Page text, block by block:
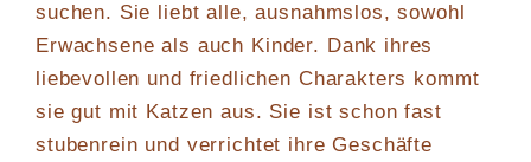
suchen. Sie liebt alle, ausnahmslos, sowohl
Erwachsene als auch Kinder. Dank ihres
liebevollen und friedlichen Charakters kommt
sie gut mit Katzen aus. Sie ist schon fast
stubenrein und verrichtet ihre Geschäfte